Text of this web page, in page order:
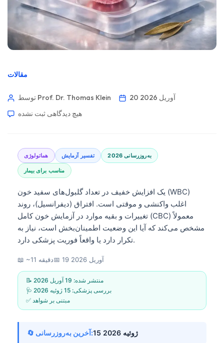
مقالات
توسط Prof. Dr. Thomas Klein
20 آوریل 2026
هیچ دیدگاهی ثبت نشده
هماتولوژی تفسیر آزمایش به‌روزرسانی 2026
مناسب برای بیمار
یک افزایش خفیف در تعداد گلبول‌های سفید خون (WBC)
اغلب واکنشی و موقتی است. افتراق (دیفرانسیل)، روند
تغییرات و بقیه موارد در آزمایش خون کامل (CBC) معمولاً
مشخص می‌کند که آیا این وضعیت اطمینان‌بخش است، نیاز به
تکرار دارد یا واقعاً فوریت پزشکی دارد.
📖 ~11 دقیقه📅 19 آوریل 2026
📝 منتشر شده: 19 آوریل 2026
🩺 بررسی پزشکی: 15 ژوئیه 2026
✅ مبتنی بر شواهد
🔄 آخرین به‌روزرسانی: 15 ژوئیه 2026